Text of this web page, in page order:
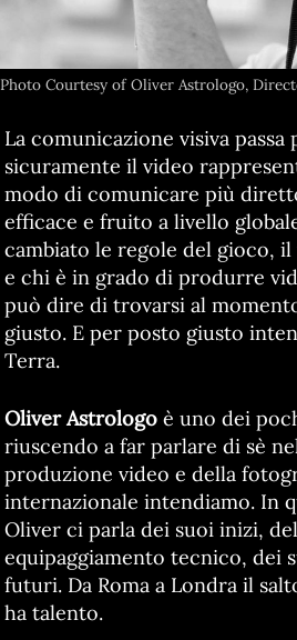
Photo Courtesy of Oliver Astrologo,
La comunicazione visiva
sicuramente il video
modo di comunicare più
efficace e fruito a livello
cambiato le regole del gioco,
e chi è in grado di produrre
può dire di trovarsi al
giusto. E per posto giusto
Terra.
Oliver Astrologoè uno dei
riuscendo a far parlare di sè
produzione video e della
internazionale intendiamo. In
Oliver ci parla dei suoi inizi,
equipaggiamento tecnico, dei
futuri. Da Roma a Londra il
ha talento.